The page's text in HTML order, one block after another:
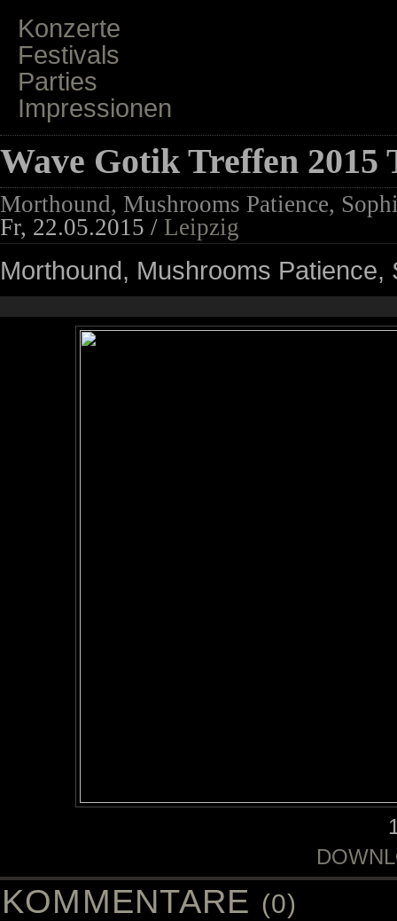
Konzerte
Festivals
Parties
Impressionen
Wave Gotik Treffen 2015
Morthound, Mushrooms Patience,
Fr, 22.05.2015 / Leipzig
Morthound, Mushrooms
KOMMENTARE (0)